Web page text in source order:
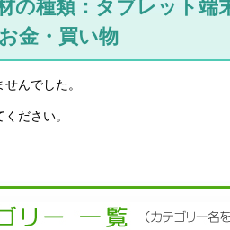
の種類：タブレット端
金・買い物
んでした。
ださい。